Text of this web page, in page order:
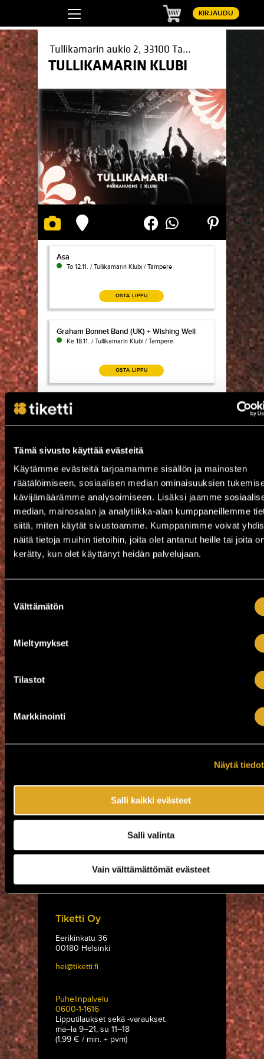
Tämä sivusto käyttää evästeitä
Käytämme evästeitä tarjoamamme sisällön ja mainosten
räätälöimiseen, sosiaalisen median ominaisuuksien
kävijämäärämme analysoimiseen. Lisäksi jaamme
median, mainosalan ja analytiikka-alan kumppaneillemme
siitä, miten käytät sivustoamme. Kumppanimme voivat
näitä tietoja muihin tietoihin, joita olet antanut heille tai joita
kerätty, kun olet käyttänyt heidän palvelujaan.
Suostumuksen
valinta
Välttämätön
Mieltymykset
Tilastot
Markkinointi
Näytä tiedot
Salli kaikki evästeet
Salli valinta
Vain välttämättömät evästeet
KIRJAUDU
Ostoskori
Tullikamarin aukio 2, 33100 Tampere
TULLIKAMARIN KLUBI
AsaAsa
To 12.11. / Tullikamarin Klubi / Tampere
OSTA LIPPU
Graham Bonnet Band (UK) + Wishing Well
Graham Bonnet Band (UK) + Wishing Well
Ke 18.11. / Tullikamarin Klubi / Tampere
OSTA LIPPU
Kissa, Lala Salama
Kissa, Lala Salama
To 26.11. / Tullikamarin Klubi / Tampere
Peer Günt 50-vuotisjuhlakeikka
Peer Günt 50-vuotisjuhlakeikka
Pe 4.12. / Tullikamarin Klubi / Tampere
BÄMÄ + Jumiset muijat ry
BÄMÄ + Jumiset muijat ry
To 10.12. / Tullikamarin Klubi / Tampere
OSTA LIPPU
Blackbird Stomp: Graveyard Johnnys (UK), Dry
Dry Tortugas (GER), Dead Shout (UK),
Federators (FIN) + DJ Paha Setä
La 23.1. / Tullikamarin Klubi / Tampere
OSTA LIPPU
Tullikamarin lahjakortti
Tullikamarin lahjakortti